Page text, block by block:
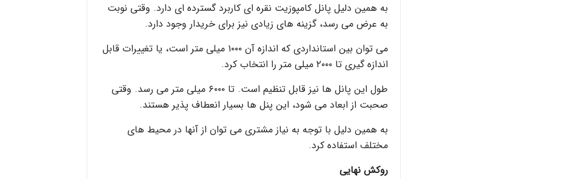
به همین دلیل پانل کامپوزیت نقره ای کاربرد گسترده ای دارد. وقتی نوبت
به عرض می رسد، گزینه های زیادی نیز برای خریدار وجود دارد.
می توان بین استانداردی که اندازه آن ۱۰۰۰ میلی متر است، یا تغییرات قابل
اندازه گیری تا ۲۰۰۰ میلی متر را انتخاب کرد.
طول این پانل ها نیز قابل تنظیم است. تا ۶۰۰۰ میلی متر می رسد. وقتی
صحبت از ابعاد می شود، این پنل ها بسیار انعطاف پذیر هستند.
به همین دلیل با توجه به نیاز مشتری می توان از آنها در محیط های
مختلف استفاده کرد.
روکش نهایی